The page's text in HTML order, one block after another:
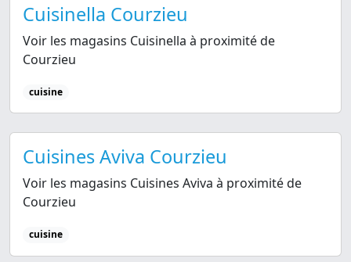
Cuisinella Courzieu
Voir les magasins Cuisinella à proximité de
Courzieu
cuisine
Cuisines Aviva Courzieu
Voir les magasins Cuisines Aviva à proximité de
Courzieu
cuisine